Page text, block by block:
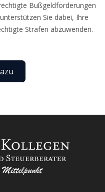
Bußgeldforderungen
Sie dabei, Ihre
Strafen abzuwenden.